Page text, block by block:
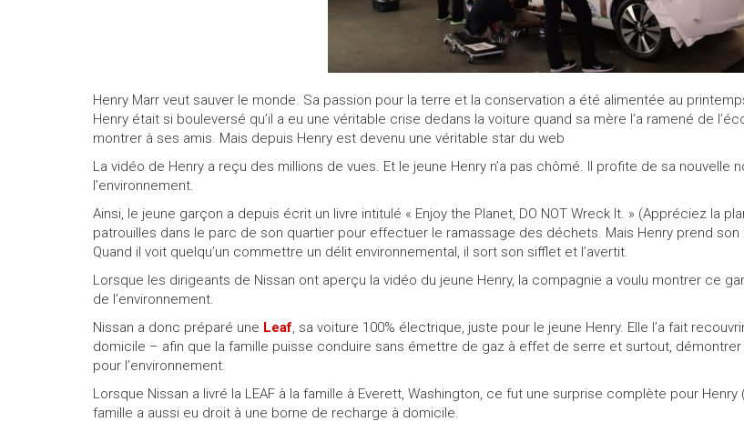
Appeler nous maintenant!
1 855 771-2524
Henry Marr veut sauver le monde. Sa passion pour la terre et la conservation a été alimentée au
Henry était si bouleversé qu’il a eu une véritable crise dedans la voiture quand sa mère l’a ramené de
montrer à ses amis. Mais depuis Henry est devenu une véritable star du web
La vidéo de Henry a reçu des millions de vues. Et le jeune Henry n’a pas chômé. Il profite de sa
l’environnement.
Ainsi, le jeune garçon a depuis écrit un livre intitulé « Enjoy the Planet, DO NOT Wreck It. » (Appréciez la
patrouilles dans le parc de son quartier pour effectuer le ramassage des déchets. Mais Henry prend
Quand il voit quelqu’un commettre un délit environnemental, il sort son sifflet et l’avertit.
Lorsque les dirigeants de Nissan ont aperçu la vidéo du jeune Henry, la compagnie a voulu montrer ce
de l’environnement.
Nissan a donc préparé une Leaf, sa voiture 100% électrique, juste pour le jeune Henry. Elle l’a fait
domicile – afin que la famille puisse conduire sans émettre de gaz à effet de serre et surtout,
pour l’environnement.
Lorsque Nissan a livré la LEAF à la famille à Everett, Washington, ce fut une surprise complète pour
famille a aussi eu droit à une borne de recharge à domicile.